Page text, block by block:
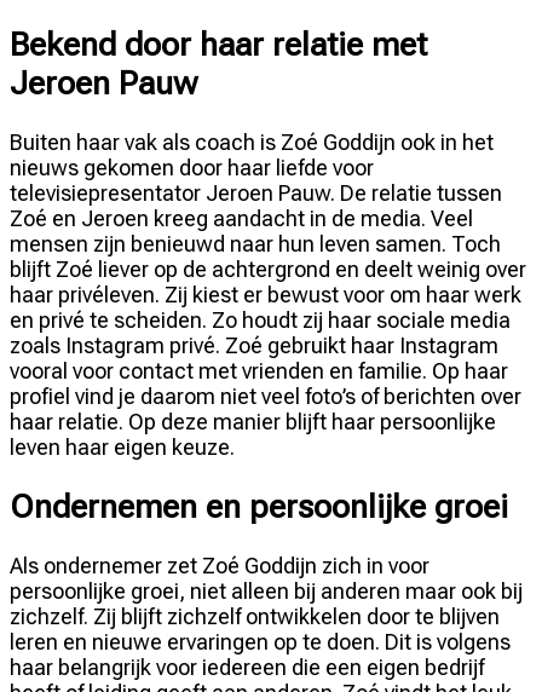
Bekend door haar relatie met
Jeroen Pauw
Buiten haar vak als coach is Zoé Goddijn ook in het
nieuws gekomen door haar liefde voor
televisiepresentator Jeroen Pauw. De relatie tussen
Zoé en Jeroen kreeg aandacht in de media. Veel
mensen zijn benieuwd naar hun leven samen. Toch
blijft Zoé liever op de achtergrond en deelt weinig over
haar privéleven. Zij kiest er bewust voor om haar werk
en privé te scheiden. Zo houdt zij haar sociale media
zoals Instagram privé. Zoé gebruikt haar Instagram
vooral voor contact met vrienden en familie. Op haar
profiel vind je daarom niet veel foto’s of berichten over
haar relatie. Op deze manier blijft haar persoonlijke
leven haar eigen keuze.
Ondernemen en persoonlijke groei
Als ondernemer zet Zoé Goddijn zich in voor
persoonlijke groei, niet alleen bij anderen maar ook bij
zichzelf. Zij blijft zichzelf ontwikkelen door te blijven
leren en nieuwe ervaringen op te doen. Dit is volgens
haar belangrijk voor iedereen die een eigen bedrijf